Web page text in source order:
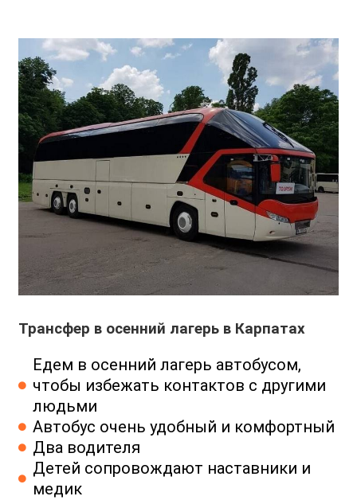
Трансфер в осенний лагерь в Карпатах
Едем в осенний лагерь автобусом,
чтобы избежать контактов с другими
людьми
Автобус очень удобный и комфортный
Два водителя
Детей сопровождают наставники и
медик